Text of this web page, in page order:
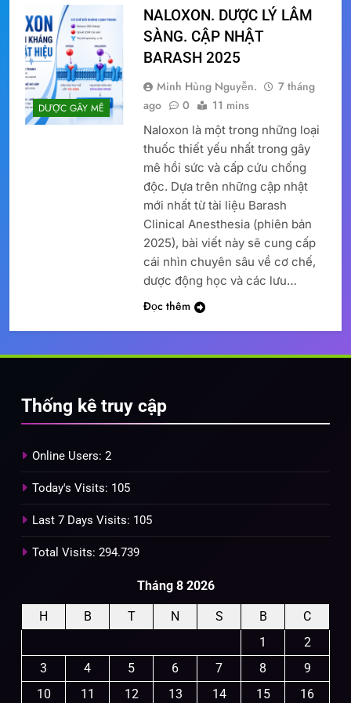
DƯỢC GÂY MÊ
NALOXON. DƯỢC LÝ LÂM
SÀNG. CẬP NHẬT
BARASH 2025
Minh Hùng Nguyễn.
7 tháng
ago
0 11 mins
Naloxon là một trong những loại
thuốc thiết yếu nhất trong gây
mê hồi sức và cấp cứu chống
độc. Dựa trên những cập nhật
mới nhất từ tài liệu Barash
Clinical Anesthesia (phiên bản
2025), bài viết này sẽ cung cấp
cái nhìn chuyên sâu về cơ chế,
dược động học và các lưu…
Đọc thêm
Thống kê truy cập
Online Users: 2
Today's Visits: 105
Last 7 Days Visits: 105
Total Visits: 294.739
Tháng 8 2026
H B T N S B
C
1
2
3
4 5 6 7 8
9
10
11 12 13 14 15 16